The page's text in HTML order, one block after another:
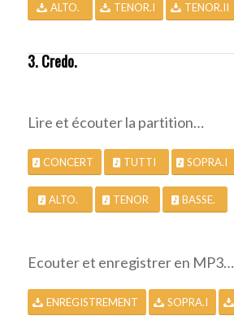
ALTO. TENOR.I TENOR.II
3. Credo.
Lire et écouter la partition…
CONCERT TUTTI SOPRA.I
ALTO. TENOR BASSE.
Ecouter et enregistrer en MP3…
ENREGISTREMENT SOPRA.I